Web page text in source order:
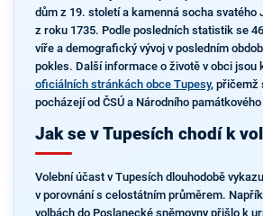
dům z 19. století a kamenná socha svatého
z roku 1735. Podle posledních statistik se
víře a demografický vývoj v posledním
pokles. Další informace o životě v obci jsou
oficiálních stránkách obce Tupesy, přičemž
pocházejí od ČSÚ a Národního
Jak se v Tupesích chodí k
Volební účast v Tupesích dlouhodobě
v porovnání s celostátním průměrem.
volbách do Poslanecké sněmovny přišlo k